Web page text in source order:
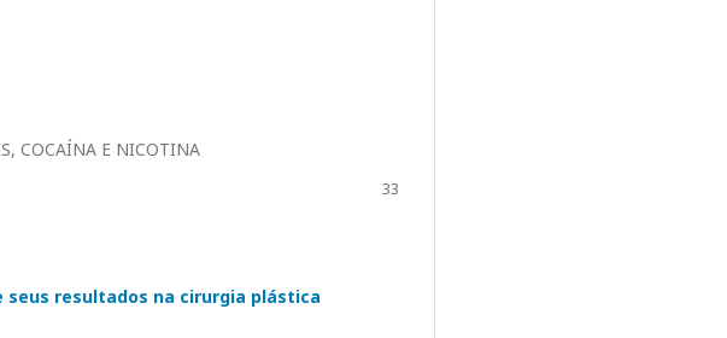
COCAÍNA E NICOTINA
33
resultados na cirurgia plástica